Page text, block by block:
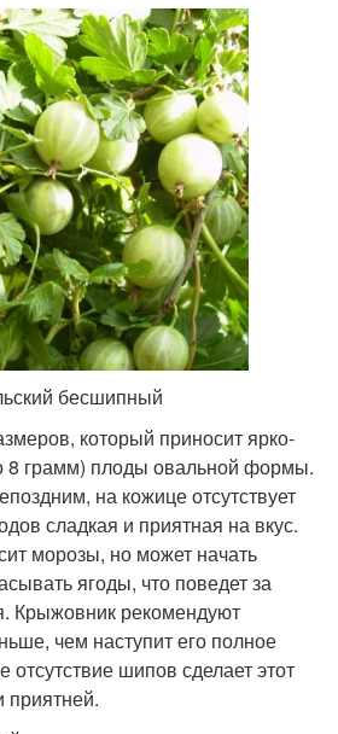
бесшипный
который приносит ярко-
8 грамм) плоды овальной формы.
на кожице отсутствует
сладкая и приятная на вкус.
морозы, но может начать
ягоды, что поведет за
Крыжовник рекомендуют
чем наступит его полное
отсутствие шипов сделает этот